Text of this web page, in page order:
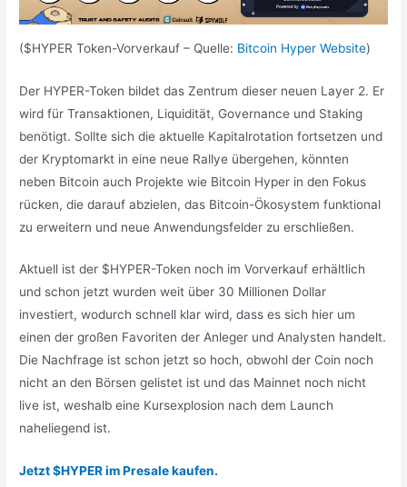
($HYPER Token-Vorverkauf – Quelle: Bitcoin Hyper Website)
Der HYPER-Token bildet das Zentrum dieser neuen Layer 2. Er
wird für Transaktionen, Liquidität, Governance und Staking
benötigt. Sollte sich die aktuelle Kapitalrotation fortsetzen und
der Kryptomarkt in eine neue Rallye übergehen, könnten
neben Bitcoin auch Projekte wie Bitcoin Hyper in den Fokus
rücken, die darauf abzielen, das Bitcoin-Ökosystem funktional
zu erweitern und neue Anwendungsfelder zu erschließen.
Aktuell ist der $HYPER-Token noch im Vorverkauf erhältlich
und schon jetzt wurden weit über 30 Millionen Dollar
investiert, wodurch schnell klar wird, dass es sich hier um
einen der großen Favoriten der Anleger und Analysten handelt.
Die Nachfrage ist schon jetzt so hoch, obwohl der Coin noch
nicht an den Börsen gelistet ist und das Mainnet noch nicht
live ist, weshalb eine Kursexplosion nach dem Launch
naheliegend ist.
Jetzt $HYPER im Presale kaufen.